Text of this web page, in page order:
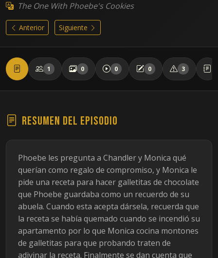
The One With Phoebe's Cookies
Anterior Siguiente
1 0 0 0 3
Resumen del episodio
Phoebe les pregunta a Chandler y Monica qué
querían como regalo de compromiso, y Monica le
pide una receta para hacer galletitas de chocolate
que Phoebe guardaba como un recuerdo de su
abuela. Cuando esta acepta dársela, recuerda que
la receta se había quemado cuando se incendió su
apartamento por lo que Monica cocina montones
de galletitas para que probando traten de
adivinar la receta. Finalmente se dan cuenta que